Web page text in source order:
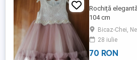
Rochiță
104 cm
Bicaz-Chei,
28 iulie
70 RON